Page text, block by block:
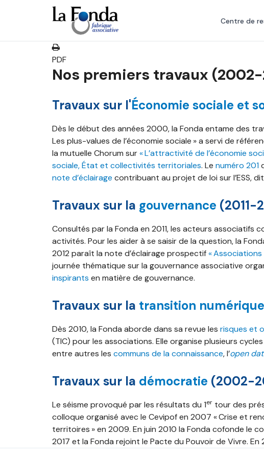
principal
Centre de
PDF
Nos premiers travaux (2002-
Travaux sur l'Économie sociale et
Dès le début des années 2000, la Fonda entame des
Les plus-values de l’économie sociale » a servi de
la mutuelle Chorum sur« L’attractivité de l’économie
sociale, État et collectivités territoriales. Le numéro 201
note d’éclairage contribuant au projet de loi sur l’ESS,
Travaux sur la gouvernance (2011-
Consultés par la Fonda en 2011, les acteurs
activités. Pour les aider à se saisir de la question, la
2012 paraît la note d’éclairage prospectif«
journée thématique sur la gouvernance associative
inspirants en matière de gouvernance.
Travaux sur la transition numérique
Dès 2010, la Fonda aborde dans sa revue les risques et
(TIC) pour les associations. Elle organise plusieurs
entre autres les communs de la connaissance, l’open
Travaux sur la démocratie (2002-
Le séisme provoqué par les résultats du 1er tour des
colloque organisé avec le Cevipof en 2007 « Crise et
territoires » en 2009. En juin 2010 la Fonda cofonde le
2017 et la Fonda rejoint le Pacte du Pouvoir de Vivre.